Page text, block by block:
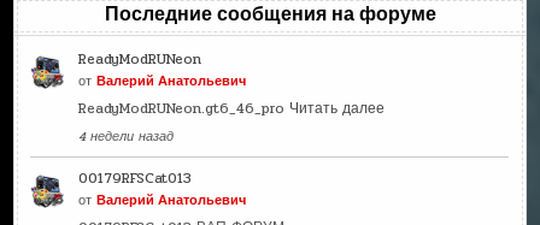
Последние сообщения на форуме
ReadyModRUNeon
отВалерий Анатольевич
ReadyModRUNeon.gt6_46_pro Читать далее
4 недели назад
00179RFSCat013
отВалерий Анатольевич